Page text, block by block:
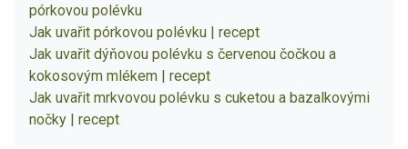
pórkovou polévku
Jak uvařit pórkovou polévku | recept
Jak uvařit dýňovou polévku s červenou čočkou a
kokosovým mlékem | recept
Jak uvařit mrkvovou polévku s cuketou a bazalkovými
nočky | recept